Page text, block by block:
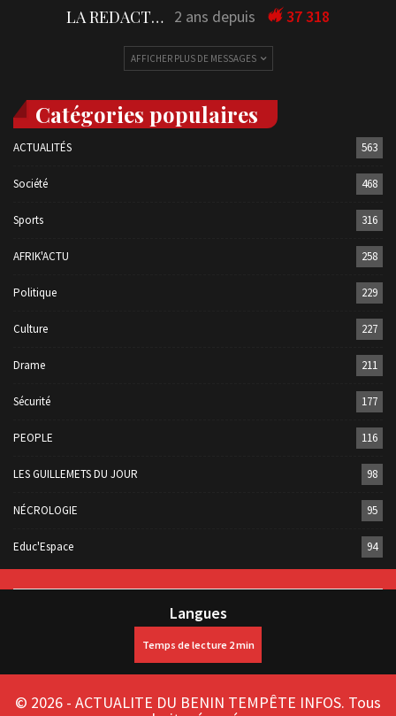
LA REDACTION 2 ans depuis 37 318
AFFICHER PLUS DE MESSAGES
Catégories populaires
ACTUALITÉS 563
Société 468
Sports 316
AFRIK'ACTU 258
Politique 229
Culture 227
Drame 211
Sécurité 177
PEOPLE 116
LES GUILLEMETS DU JOUR 98
NÉCROLOGIE 95
Educ'Espace 94
Langues
© 2026 - ACTUALITE DU BENIN TEMPÊTE INFOS. Tous